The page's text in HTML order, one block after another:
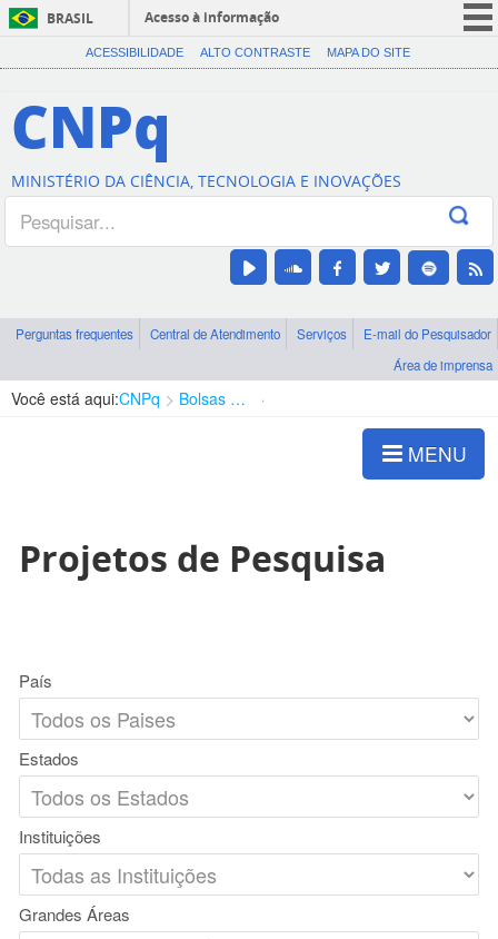
BRASIL
Acesso à informação
CORONAVÍRUS (COVID-19)
Canais
ACESSIBILIDADE ALTO CONTRASTE MAPA DO SITE
CNPq
MINISTÉRIO DA CIÊNCIA, TECNOLOGIA E INOVAÇÕES
Perguntas frequentes Central de Atendimento Serviços
E-mail do Pesquisador
Área de imprensa
Você está aqui:CNPq Bolsas e Auxílios Vigentes
MENU
Projetos de Pesquisa
País
Estados
Instituições
Grandes Áreas